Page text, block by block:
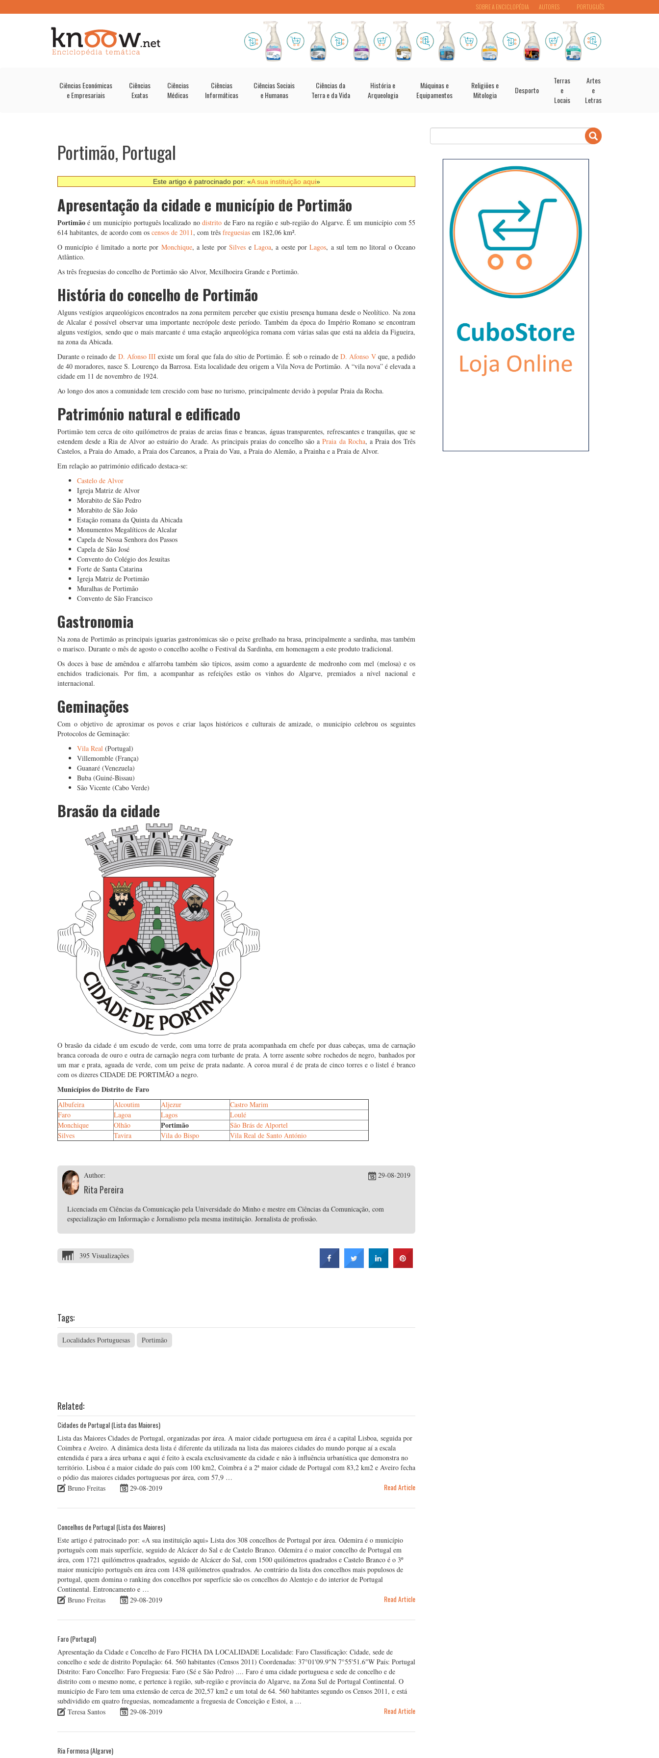
PORTUGUÊS
SOBRE A ENCICLOPÉDIA AUTORES
Ciências Económicas
e Empresariais
Ciências
Exatas
Ciências
Médicas
Ciências
Informáticas
Ciências Sociais
e Humanas
Ciências da
Terra e da Vida
História e
Arqueologia
Máquinas e
Equipamentos
Religiões e
Mitologia
Desporto
Terras
e
Locais
Artes
e
Letras
Portimão, Portugal
Este artigo é patrocinado por: «A sua instituição aqui»
Apresentação da cidade e município de Portimão
Portimãoé um município português localizado nodistrito de Faro na região e sub-região do Algarve. É um município com 55
614 habitantes, de acordo com os censos de 2011, com três freguesias em 182,06 km².
O município é limitado a norte por Monchique, a leste porSilves e Lagoa, a oeste porLagos, a sul tem no litoral o Oceano
Atlântico.
As três freguesias do concelho de Portimão são Alvor, Mexilhoeira Grande e Portimão.
História do concelho de Portimão
Alguns vestígios arqueológicos encontrados na zona permitem perceber que existiu presença humana desde o Neolítico. Na zona
de Alcalar é possível observar uma importante necrópole deste período. Também da época do Império Romano se encontram
alguns vestígios, sendo que o mais marcante é uma estação arqueológica romana com várias salas que está na aldeia da Figueira,
na zona da Abicada.
Durante o reinado de D. Afonso IIIexiste um foral que fala do sítio de Portimão. É sob o reinado deD. Afonso Vque, a pedido
de 40 moradores, nasce S. Lourenço da Barrosa. Esta localidade deu origem a Vila Nova de Portimão. A “vila nova” é elevada a
cidade em 11 de novembro de 1924.
Ao longo dos anos a comunidade tem crescido com base no turismo, principalmente devido à popular Praia da Rocha.
Património natural e edificado
Portimão tem cerca de oito quilómetros de praias de areias finas e brancas, águas transparentes, refrescantes e tranquilas, que se
estendem desde a Ria de Alvor ao estuário do Arade. As principais praias do concelho são aPraia da Rocha, a Praia dos Três
Castelos, a Praia do Amado, a Praia dos Careanos, a Praia do Vau, a Praia do Alemão, a Prainha e a Praia de Alvor.
Em relação ao património edificado destaca-se:
Castelo de Alvor
Igreja Matriz de Alvor
Morabito de São Pedro
Morabito de São João
Estação romana da Quinta da Abicada
Monumentos Megalíticos de Alcalar
Capela de Nossa Senhora dos Passos
Capela de São José
Convento do Colégio dos Jesuítas
Forte de Santa Catarina
Igreja Matriz de Portimão
Muralhas de Portimão
Convento de São Francisco
Gastronomia
Na zona de Portimão as principais iguarias gastronómicas são o peixe grelhado na brasa, principalmente a sardinha, mas também
o marisco. Durante o mês de agosto o concelho acolhe o Festival da Sardinha, em homenagem a este produto tradicional.
Os doces à base de amêndoa e alfarroba também são típicos, assim como a aguardente de medronho com mel (melosa) e os
enchidos tradicionais. Por fim, a acompanhar as refeições estão os vinhos do Algarve, premiados a nível nacional e
internacional.
Geminações
Com o objetivo de aproximar os povos e criar laços históricos e culturais de amizade, o município celebrou os seguintes
Protocolos de Geminação:
Vila Real (Portugal)
Villemomble (França)
Guanaré (Venezuela)
Buba (Guiné-Bissau)
São Vicente (Cabo Verde)
Brasão da cidade
O brasão da cidade é um escudo de verde, com uma torre de prata acompanhada em chefe por duas cabeças, uma de carnação
branca coroada de ouro e outra de carnação negra com turbante de prata. A torre assente sobre rochedos de negro, banhados por
um mar e prata, aguada de verde, com um peixe de prata nadante. A coroa mural é de prata de cinco torres e o listel é branco
com os dizeres CIDADE DE PORTIMÃO a negro.
Municípios do Distrito de Faro
Albufeira Alcoutim Aljezur
Castro Marim
Faro
Lagoa Lagos
Loulé
Monchique
Olhão Portimão
São Brás de Alportel
Silves
Tavira Vila do Bispo Vila Real de Santo António
Author:
Rita Pereira
29-08-2019
Licenciada em Ciências da Comunicação pela Universidade do Minho e mestre em Ciências da Comunicação, com
especialização em Informação e Jornalismo pela mesma instituição. Jornalista de profissão.
395 Visualizações
Tags:
Localidades Portuguesas Portimão
Related:
Cidades de Portugal (Lista das Maiores)
Lista das Maiores Cidades de Portugal, organizadas por área. A maior cidade portuguesa em área é a capital Lisboa, seguida por
Coimbra e Aveiro. A dinâmica desta lista é diferente da utilizada na lista das maiores cidades do mundo porque aí a escala
entendida é para a área urbana e aqui é feito à escala exclusivamente da cidade e não à influência urbanística que demonstra no
território. Lisboa é a maior cidade do país com 100 km2, Coimbra é a 2ª maior cidade de Portugal com 83,2 km2 e Aveiro fecha
o pódio das maiores cidades portuguesas por área, com 57,9 …
Bruno Freitas
29-08-2019 Read Article
Concelhos de Portugal (Lista dos Maiores)
Este artigo é patrocinado por: «A sua instituição aqui» Lista dos 308 concelhos de Portugal por área. Odemira é o município
português com mais superfície, seguido de Alcácer do Sal e de Castelo Branco. Odemira é o maior concelho de Portugal em
área, com 1721 quilómetros quadrados, seguido de Alcácer do Sal, com 1500 quilómetros quadrados e Castelo Branco é o 3º
maior município português em área com 1438 quilómetros quadrados. Ao contrário da lista dos concelhos mais populosos de
portugal, quem domina o ranking dos concelhos por superfície são os concelhos do Alentejo e do interior de Portugal
Continental. Entroncamento e …
Bruno Freitas
29-08-2019 Read Article
Faro (Portugal)
Apresentação da Cidade e Concelho de Faro FICHA DA LOCALIDADE Localidade: Faro Classificação: Cidade, sede de
concelho e sede de distrito População: 64. 560 habitantes (Censos 2011) Coordenadas: 37°01'09.9"N 7°55'51.6"W País: Portugal
Distrito: Faro Concelho: Faro Freguesia: Faro (Sé e São Pedro) .... Faro é uma cidade portuguesa e sede de concelho e de
distrito com o mesmo nome, e pertence à região, sub-região e província do Algarve, na Zona Sul de Portugal Continental. O
município de Faro tem uma extensão de cerca de 202,57 km2 e um total de 64. 560 habitantes segundo os Censos 2011, e está
subdividido em quatro freguesias, nomeadamente a freguesia de Conceição e Estoi, a …
Teresa Santos
29-08-2019 Read Article
Ria Formosa (Algarve)